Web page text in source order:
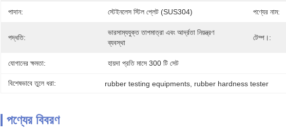
পাদান: স্টেইনলেস স্টিল প্লেট (SUS304) পণ্যের নাম:
পদ্ধতি:
ভারসাম্যযুক্ত তাপমাত্রা এবং আর্দ্রতা নিয়ন্ত্রণ
ব্যবস্থা
টেম্প।:
যোগানের ক্ষমতা: হায়দা প্রতি মাসে 300 টি সেট
বিশেষভাবে তুলে ধরা: rubber testing equipments rubber hardness tester
পণ্যের বিবরণ